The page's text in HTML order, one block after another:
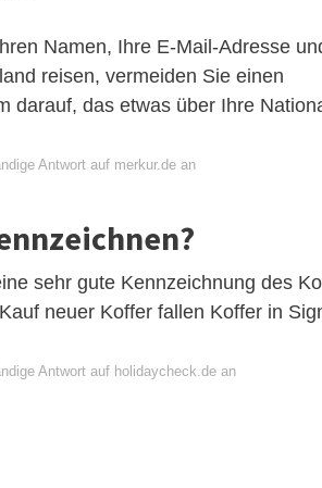
Namen, Ihre E-Mail-Adresse
reisen, vermeiden Sie einen
darauf, das etwas über Ihre
Antwort auf merkur.de an
sehr gute Kennzeichnung des
neuer Koffer fallen Koffer in
Antwort auf holidaycheck.de an